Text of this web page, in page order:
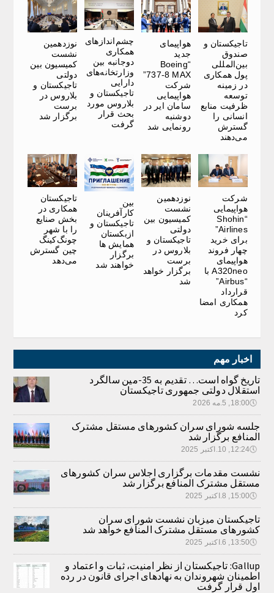
تاجیکستان و
صندوق
بین‌المللی
پول همکاری
در زمینه
توسعه
ظرفیت منابع
انسانی را
گسترش
می‌دهند
هواپیمای
جدید
“Boeing
737-8 MAX”
شرکت
هواپیمایی
سامان ایر در
دوشنبه
رونمایی شد
چشم‌اندازهای
همکاری
دوجانبه بین
وزارتخانه‌های
دارایی
تاجیکستان و
بلاروس مورد
بحث قرار
گرفت
نوزدهمین
نشست
کمیسیون بین
دولتی
تاجیکستان و
بلاروس در
برست
برگزار شد
شرکت
هواپیمایی
“Shohin
Airlines”
برای خرید
چهار فروند
هواپیمای
A320neo با
“Airbus”
قرارداد
همکاری امضا
کرد
نوزدهمین
نشست
کمیسیون بین
دولتی
تاجیکستان و
بلاروس در
برست
برگزار خواهد
شد
بین
کارآفرینان
تاجیکستان و
ازبکستان
همایش ها
برگزار
خواهند شد
تاجیکستان
همکاری در
بخش صنایع
را با شهر
چونگ‌کینگ
چین گسترش
می‌دهد
اخبار مهم
تاریخ گواه است… تقدیم به 35-مین سالگرد
استقلال دولتی جمهوری تاجیکستان
🕔18:00, 5.مه 2026
جلسه شورای سران کشورهای مستقل مشترک
المنافع برگزار شد
🕔12:24, 10.اکتبر 2025
نشست مقدمات برگزاری اجلاس سران کشورهای
مستقل مشترک المنافع برگزار شد
🕔15:00, 8.اکتبر 2025
تاجیکستان میزبان نشست شورای سران
کشورهای مستقل مشترک المنافع خواهد شد
🕔13:50, 6.اکتبر 2025
Gallup: تاجیکستان از نظر امنیت، ثبات و اعتماد و
اطمینان شهروندان به نهادهای اجرای قانون در رده
اول قرار گرفت